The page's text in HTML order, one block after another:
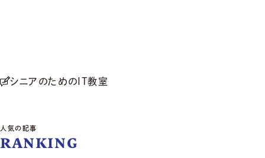
シニアのためのIT教室
人気の記事
RANKING